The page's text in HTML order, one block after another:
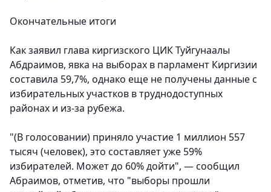
Окончательные итоги
Как заявил глава киргизского ЦИК Туйгунаалы
Абдраимов, явка на выборах в парламент Киргизии
составила 59,7%, однако еще не получены данные с
избирательных участков в труднодоступных
районах и из-за рубежа.
"(В голосовании) приняло участие 1 миллион 557
тысяч (человек), это составляет уже 59%
избирателей. Может до 60% дойти", — сообщил
Абраимов, отметив, что "выборы прошли